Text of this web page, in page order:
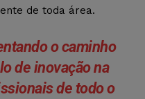
de toda área.
o caminho
de inovação na
de todo o